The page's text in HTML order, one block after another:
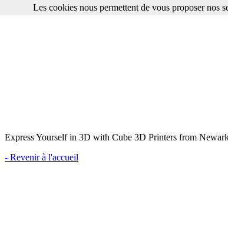
Express Yourself in 3D with Cube 3D Printers from
- Revenir à l'accueil
Les cookies nous permettent de vous proposer nos